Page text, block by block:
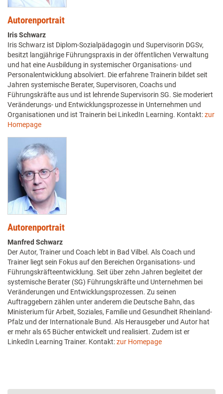
Autorenportrait
Iris Schwarz
Iris Schwarz ist Diplom-Sozialpädagogin und Supervisorin DGSv,
besitzt langjährige Führungspraxis in der öffentlichen Verwaltung
und hat eine Ausbildung in systemischer Organisations- und
Personalentwicklung absolviert. Die erfahrene Trainerin bildet seit
Jahren systemische Berater, Supervisoren, Coachs und
Führungskräfte aus und ist lehrende Supervisorin SG. Sie moderiert
Veränderungs- und Entwicklungsprozesse in Unternehmen und
Organisationen und ist Trainerin bei LinkedIn Learning. Kontakt:zur
Homepage
Autorenportrait
Manfred Schwarz
Der Autor, Trainer und Coach lebt in Bad Vilbel. Als Coach und
Trainer liegt sein Fokus auf den Bereichen Organisations- und
Führungskräfteentwicklung. Seit über zehn Jahren begleitet der
systemische Berater (SG) Führungskräfte und Unternehmen bei
Veränderungen und Entwicklungsprozessen. Zu seinen
Auftraggebern zählen unter anderem die Deutsche Bahn, das
Ministerium für Arbeit, Soziales, Familie und Gesundheit Rheinland-
Pfalz und der Internationale Bund. Als Herausgeber und Autor hat
er mehr als 65 Bücher entwickelt und realisiert. Zudem ist er
LinkedIn Learning Trainer. Kontakt:zur Homepage